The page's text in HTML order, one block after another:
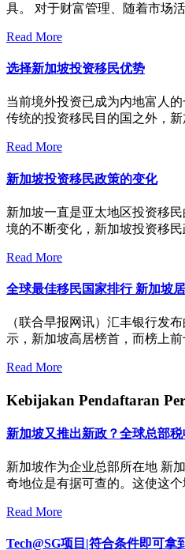
具。 对于财富管理、随着市场
Read More
选择新加坡投资移民优势
当前境外投资已成为内地富人
传统的投资移民目的国之外，
Read More
新加坡投资移民政策的变化
新加坡一直是亚太地区投资移
境的不断变化，新加坡投资移
Read More
全球最佳移民国家排行 新加坡
（联合早报网讯）汇丰银行发
示，新加坡高居榜首，而榜上
Read More
Kebijakan Pendaftaran
新加坡又推出新政？全球总部
新加坡作为企业总部所在地 新
奇地位是有据可查的。这使这个
Read More
Tech@SG项目|符合条件即可拿